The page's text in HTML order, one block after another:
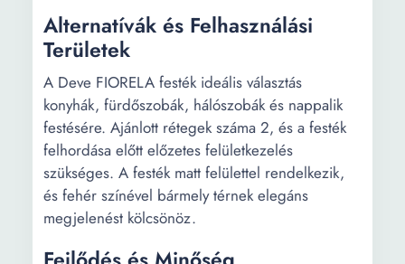
Alternatívák és Felhasználási
Területek
A Deve FIORELA festék ideális választás
konyhák, fürdőszobák, hálószobák és nappalik
festésére. Ajánlott rétegek száma 2, és a festék
felhordása előtt előzetes felületkezelés
szükséges. A festék matt felülettel rendelkezik,
és fehér színével bármely térnek elegáns
megjelenést kölcsönöz.